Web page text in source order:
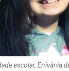
escolar, Enivânia